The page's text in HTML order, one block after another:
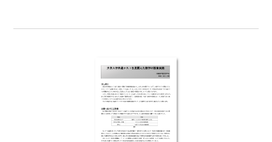
に模索し続けてきたと言っても過言ではあ
の事例を２つご紹介したいと思います。